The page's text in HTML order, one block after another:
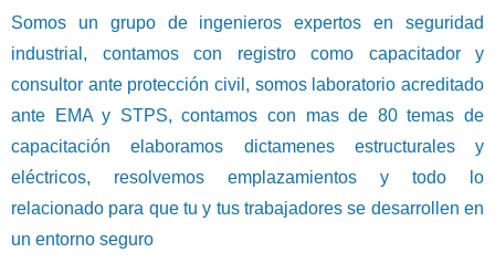
Somos un grupo de ingenieros expertos en seguridad
industrial, contamos con registro como capacitador y
consultor ante protección civil, somos laboratorio acreditado
ante EMA y STPS, contamos con mas de 80 temas de
capacitación elaboramos dictamenes estructurales y
eléctricos, resolvemos emplazamientos y todo lo
relacionado para que tu y tus trabajadores se desarrollen en
un entorno seguro